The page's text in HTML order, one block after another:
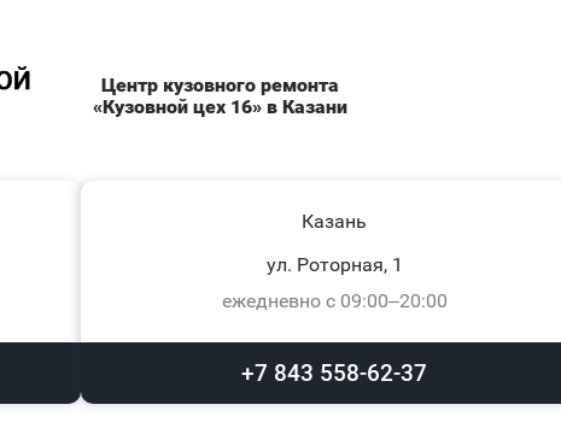
Центр кузовного ремонта
«Кузовной цех 16» в Казани
Казань
ул. Роторная, 1
ежедневно с 09:00–20:00
+7 843 558-62-37